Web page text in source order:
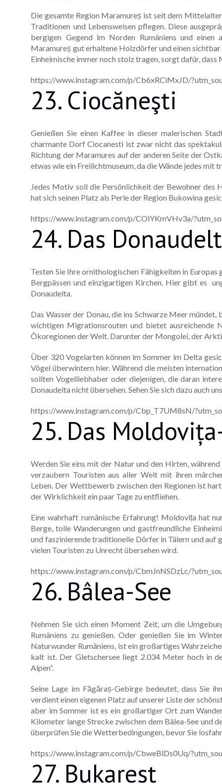
Die gesamte Region Maramureș ist seit dem
Traditionen und Lebensweisen pflegen. Diese
bergigen Gegend im Norden Rumäniens und einen
Maramureș gut erhaltene Holzdörfer und einen
Einheimische immer noch stolz tragen, sorgt dafür,
https://www.instagram.com/p/Cb6xRCiMxJD/
23. Ciocăneşti
Genießen Sie einen Kaffee in dieser malerischen
charmante Dorf Ciocanesti ist zwar nicht das
Richtung der Maramures auf der anderen Seite der
etwas wie ein Freilichtmuseum, da die Wände jedes
Jedes Motiv soll die Persönlichkeit der Bewohner des
hat sich seinen Platz als Perle der Region Bukowina
https://www.instagram.com/p/COlYKmVHv3a/
24. Das
Testen Sie Ihre ornithologischen Fähigkeiten in
Bergpässen und einzigartigen Kirchen. Hier gibt es
Donaudelta.
Das Wasser der Donau, die ins Schwarze Meer
wichtigen Migrationsrouten und bietet ausreichende
Ökoregionen der Welt. Darunter der Mongolei, der
Über 320 Vogelarten können im Sommer im Delta
Vögel überwintern hier. Während die meisten
sollten Vogelliebhaber oder diejenigen, die daran
Donaudelta nicht übersehen. Sehen Sie sich dazu auch
https://www.instagram.com/p/Cbp_T7UM8sN/
25. Das
Werden Sie eins mit der Natur und den Hirten,
verzaubern Touristen aus aller Welt mit ihren
Leben. Der Wettbewerb zwischen den Regionen ist
der Wirklichkeit ein paar Tage zu entfliehen.
Eine wahrhaft rumänische Erfahrung! Moldovița hat
Berge, tolle Wanderungen und gastfreundliche
und faszinierende traditionelle Dörfer in Tälern und auf
vielen Touristen zu Unrecht übersehen wird.
https://www.instagram.com/p/CbmJnNSDzLc/
26. Bâlea-See
Nehmen Sie sich einen Moment Zeit, um die
Rumäniens zu genießen. Oder genießen Sie im
Naturwunder Rumäniens, ist ein großartiges
kalt ist. Der Gletschersee liegt 2.034 Meter hoch in
Alpen“.
Seine Lage im Făgăraș-Gebirge bedeutet, dass Sie
verdient einen eigenen Platz auf unserer Liste der
aber im Sommer ist es ein großartiger Ort zum
Kilometer lange Strecke zwischen dem Bâlea-See und
überprüfen Sie die Wetterbedingungen, bevor Sie
https://www.instagram.com/p/CbweBlDs0Uq/
27. Bukarest